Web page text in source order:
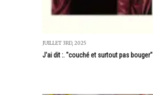
JUILLET 3RD, 2025
J'ai dit :. "couché et surtout pas bouger"